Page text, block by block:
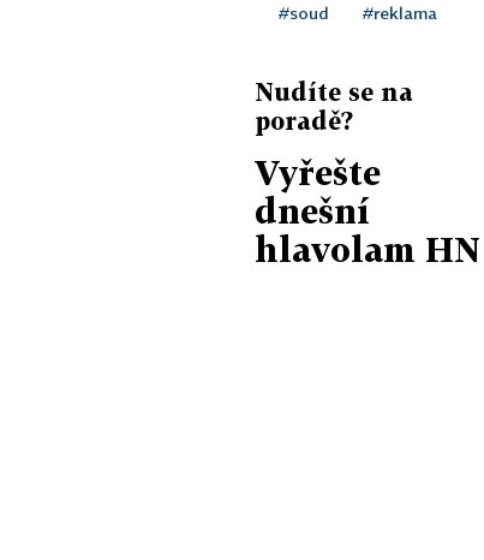
#soud #reklama
Nudíte se na
poradě?
Vyřešte
dnešní
hlavolam HN